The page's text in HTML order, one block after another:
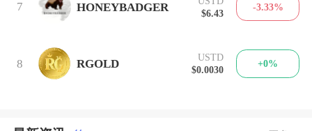
7 HONEYBADGER
$6.43
-3.33%
8 RGOLD
USTD
$0.0030
+0%